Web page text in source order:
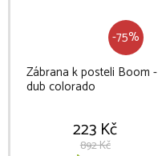
-75%
Zábrana k posteli Boom -
dub colorado
223 Kč
892 Kč